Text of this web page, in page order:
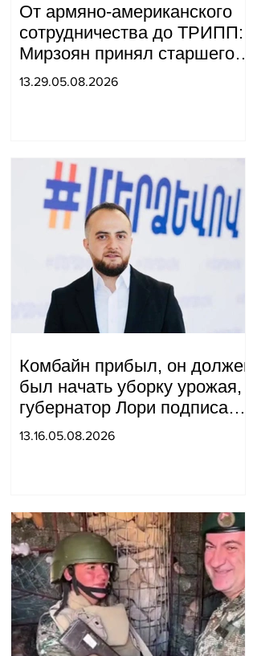
От армяно-американского
сотрудничества до ТРИПП:
Мирзоян принял старшего
советника специального
13.29.05.08.2026
Комбайн прибыл, он должен
был начать уборку урожая,
губернатор Лори подписал
постановление о запрете
13.16.05.08.2026